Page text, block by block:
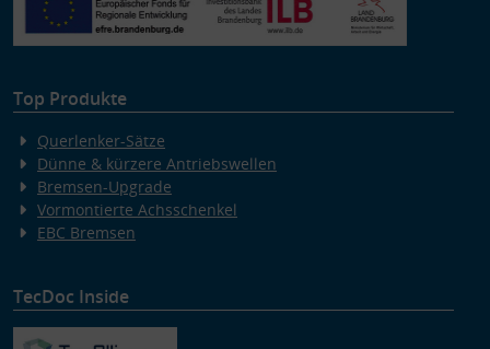
Top Produkte
Querlenker-Sätze
Dünne & kürzere Antriebswellen
Bremsen-Upgrade
Vormontierte Achsschenkel
EBC Bremsen
TecDoc Inside